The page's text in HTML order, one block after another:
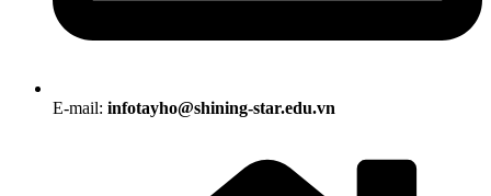
E-mail: infotayho@shining-star.edu.vn